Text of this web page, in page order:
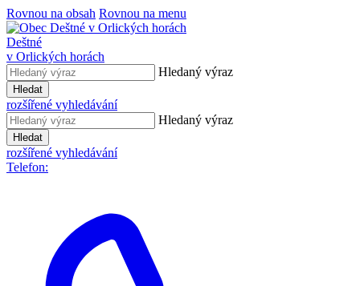
Rovnou na obsah Rovnou na menu
Deštné
v Orlických horách
Hledaný výraz
Hledat
rozšířené vyhledávání
Hledaný výraz
Hledat
rozšířené vyhledávání
Telefon: